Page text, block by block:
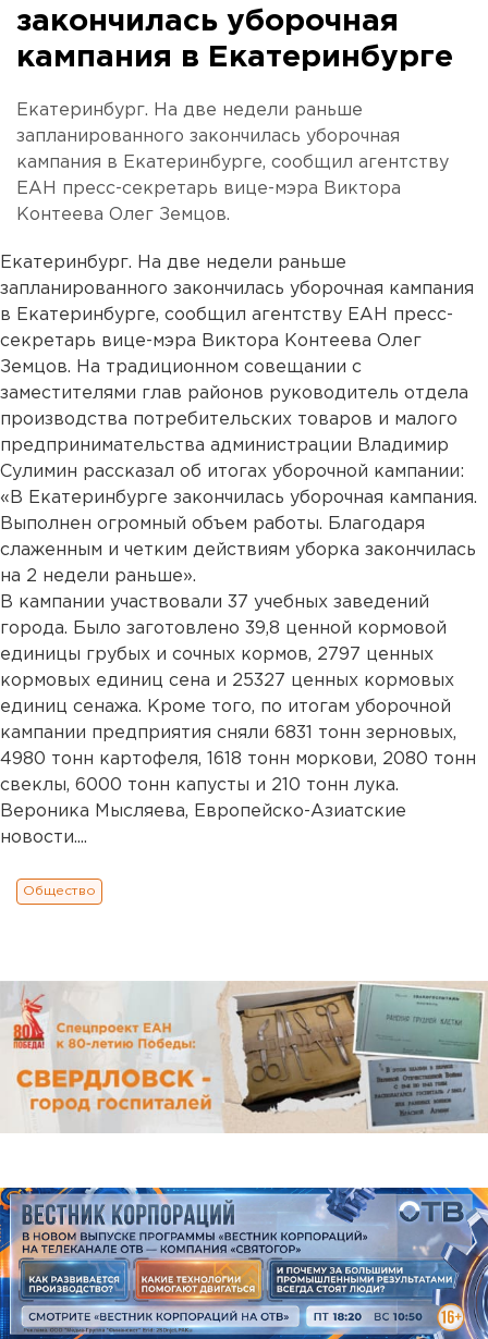
закончилась уборочная
кампания в Екатеринбурге
Екатеринбург. На две недели раньше
запланированного закончилась уборочная
кампания в Екатеринбурге, сообщил агентству
ЕАН пресс-секретарь вице-мэра Виктора
Контеева Олег Земцов.
Екатеринбург. На две недели раньше
запланированного закончилась уборочная кампания
в Екатеринбурге, сообщил агентству ЕАН пресс-
секретарь вице-мэра Виктора Контеева Олег
Земцов. На традиционном совещании с
заместителями глав районов руководитель отдела
производства потребительских товаров и малого
предпринимательства администрации Владимир
Сулимин рассказал об итогах уборочной кампании:
«В Екатеринбурге закончилась уборочная кампания.
Выполнен огромный объем работы. Благодаря
слаженным и четким действиям уборка закончилась
на 2 недели раньше».
В кампании участвовали 37 учебных заведений
города. Было заготовлено 39,8 ценной кормовой
единицы грубых и сочных кормов, 2797 ценных
кормовых единиц сена и 25327 ценных кормовых
единиц сенажа. Кроме того, по итогам уборочной
кампании предприятия сняли 6831 тонн зерновых,
4980 тонн картофеля, 1618 тонн моркови, 2080 тонн
свеклы, 6000 тонн капусты и 210 тонн лука.
Вероника Мысляева, Европейско-Азиатские
новости....
Общество